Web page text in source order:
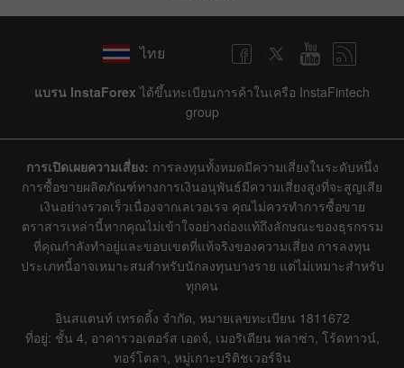
ไทย
แบรน InstaForex ได้ขึ้นทะเบียนการค้าในเครือ InstaFintech
group
การเปิดเผยความเสี่ยง: การลงทุนทั้งหมดมีความเสี่ยงในระดับหนึ่ง
การซื้อขายผลิตภัณฑ์ทางการเงินอนุพันธ์มีความเสี่ยงสูงที่จะสูญเสีย
เงินอย่างรวดเร็วเนื่องจากเลเวอเรจ คุณไม่ควรทำการซื้อขาย
ตราสารเหล่านี้หากคุณไม่เข้าใจอย่างถ่องแท้ถึงลักษณะของธุรกรรม
ที่คุณกำลังทำอยู่และขอบเขตที่แท้จริงของความเสี่ยง การลงทุน
ประเภทนี้อาจเหมาะสมสำหรับนักลงทุนบางราย แต่ไม่เหมาะสำหรับ
ทุกคน
อินสแตนท์ เทรดดิ้ง จำกัด, หมายเลขทะเบียน 1811672
ที่อยู่: ชั้น 4, อาคารวอเตอร์ส เอดจ์, เมอริเดียน พลาซ่า, โร้ดทาวน์,
ทอร์โตลา, หมู่เกาะบริติชเวอร์จิน